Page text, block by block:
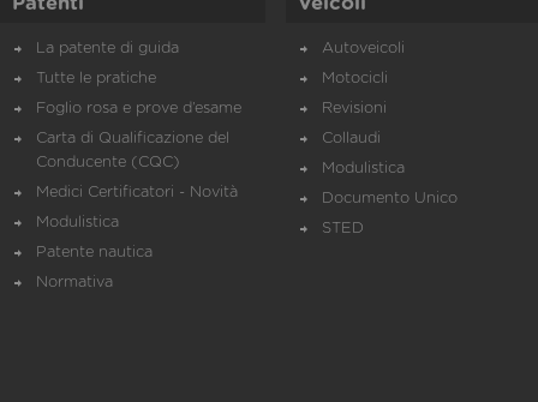
La patente di guida
Tutte le pratiche
Foglio rosa e prove d’esame
Carta di Qualificazione del
Conducente (CQC)
Medici Certificatori - Novità
Modulistica
Patente nautica
Normativa
Autoveicoli
Motocicli
Revisioni
Collaudi
Modulistica
Documento Unico
STED